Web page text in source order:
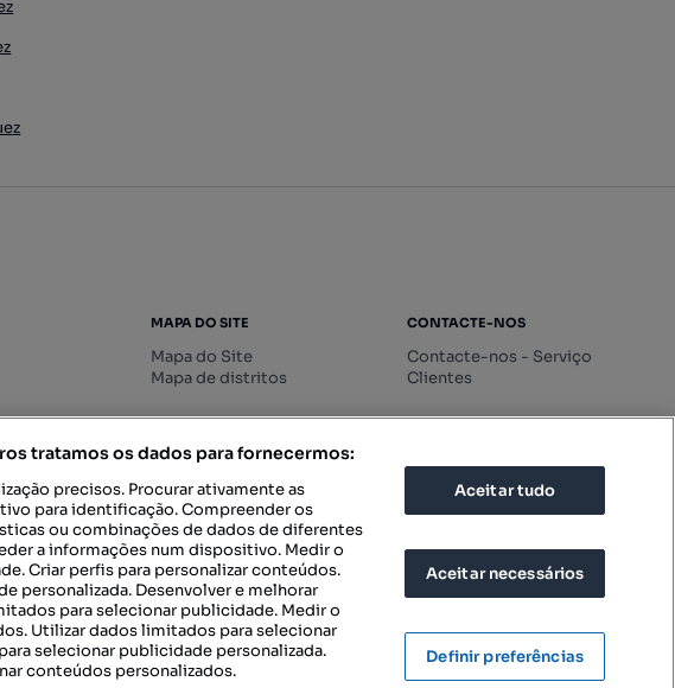
MAPA DO SITE
Mapa do Site
Mapa de distritos
CONTACTE-NOS
Contacte-nos - Serviço
Clientes
CONFIGURAÇÕES DE PRIVACIDADE
tratamos os dados para fornecermos:
precisos. Procurar ativamente as
para identificação. Compreender os
ou combinações de dados de diferentes
a informações num dispositivo. Medir o
Criar perfis para personalizar conteúdos.
personalizada. Desenvolver e melhorar
para selecionar publicidade. Medir o
Utilizar dados limitados para selecionar
selecionar publicidade personalizada.
conteúdos personalizados.
Aceitar tudo
Aceitar necessários
Definir preferências